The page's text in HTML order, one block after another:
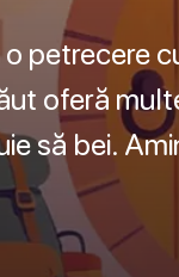
o petrecere
oferă
să bei.